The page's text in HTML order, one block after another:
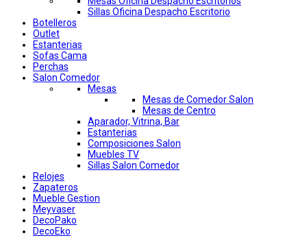
Sillas Oficina Despacho Escritorio
Botelleros
Outlet
Estanterias
Sofas Cama
Perchas
Salon Comedor
Mesas
Mesas de Comedor Salon
Mesas de Centro
Aparador, Vitrina, Bar
Estanterias
Composiciones Salon
Muebles TV
Sillas Salon Comedor
Relojes
Zapateros
Mueble Gestion
Meyvaser
DecoPako
DecoEko